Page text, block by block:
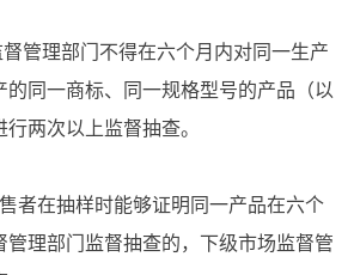
督管理部门不得在六个月内对同一生产
的同一商标、同一规格型号的产品（以
两次以上监督抽查。
者在抽样时能够证明同一产品在六个
管理部门监督抽查的，下级市场监督管